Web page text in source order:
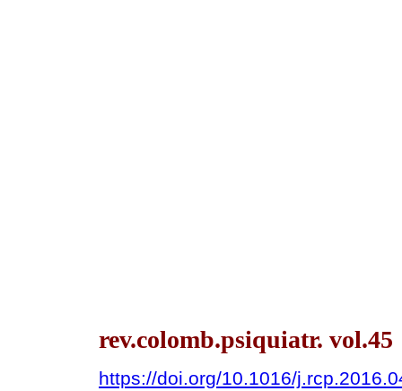
rev.colomb.psiquiatr.
https://doi.org/10.1016/